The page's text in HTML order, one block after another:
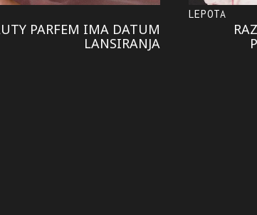
PARFEM IMA DATUM
LANSIRANJA
LEPOTA